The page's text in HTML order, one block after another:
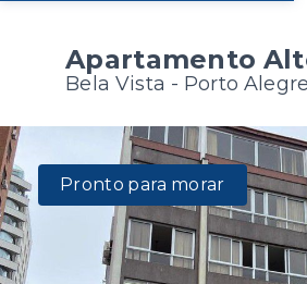
Apartamento
Bela Vista - Porto
Pronto para morar